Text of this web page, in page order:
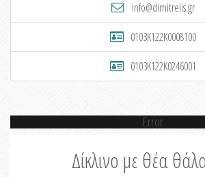
info@dimitrelis.gr
0103K122K0008100
0103K122K0246001
Error
Δίκλινο με θέα